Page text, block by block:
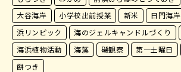
大谷海岸
小学校出前授業 新米 日門海岸
浜リンピック
海のジェルキャンドルづくり
海浜植物活動
海藻 磯観察 第一土曜日
餅つき